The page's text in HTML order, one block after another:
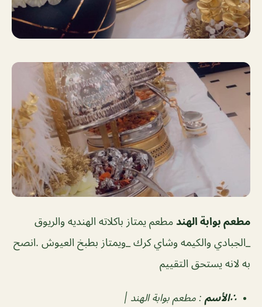
مطعم بوابة الهند مطعم يمتاز باكلاته الهنديه والريوق
_الجبادي والكيمه وشاي كرك _ويمتاز بطبخ العيوش .انصح
به لانه يستحق التقييم
∴الأسم : مطعم بوابة الهند |